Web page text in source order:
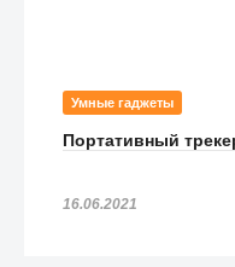
Умные гаджеты
Портативный
16.06.2021